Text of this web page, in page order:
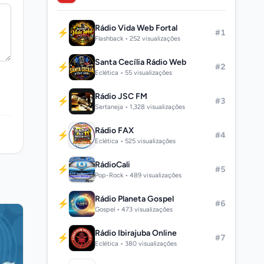
⚡ Rádio Vida Web Fortal
Flashback • 252 visualizações
#1
⚡ Santa Cecília Rádio Web
Eclética • 55 visualizações
#2
⚡ Rádio JSC FM
Sertaneja • 1,328 visualizações
#3
⚡ Rádio FAX
Eclética • 525 visualizações
#4
⚡ RádioCali
Pop-Rock • 489 visualizações
#5
⚡ Rádio Planeta Gospel
Gospel • 473 visualizações
#6
⚡ Rádio Ibirajuba Online
Eclética • 380 visualizações
#7